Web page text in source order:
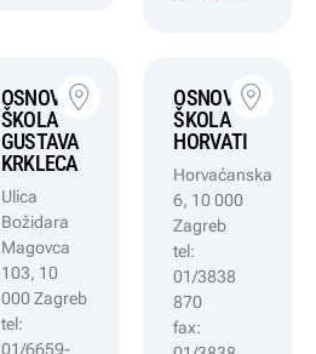
OSNOVNA
ŠKOLA
GUSTAVA
KRKLECA
Ulica
Božidara
Magovca
103, 10
000 Zagreb
tel:
01/6659-
OSNOVNA
ŠKOLA
HORVATI
Horvaćanska
6, 10 000
Zagreb
tel:
01/3838
870
fax: